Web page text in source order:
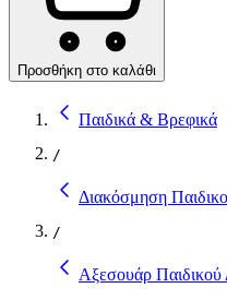
Προσθήκη στο καλάθι
Παιδικά & Βρεφικά
/
Διακόσμηση
/
Αξεσουάρ Παιδικού